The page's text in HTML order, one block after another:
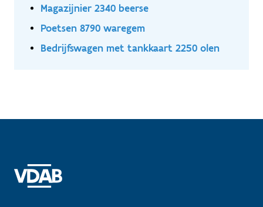
Magazijnier 2340 beerse
Poetsen 8790 waregem
Bedrijfswagen met tankkaart 2250 olen